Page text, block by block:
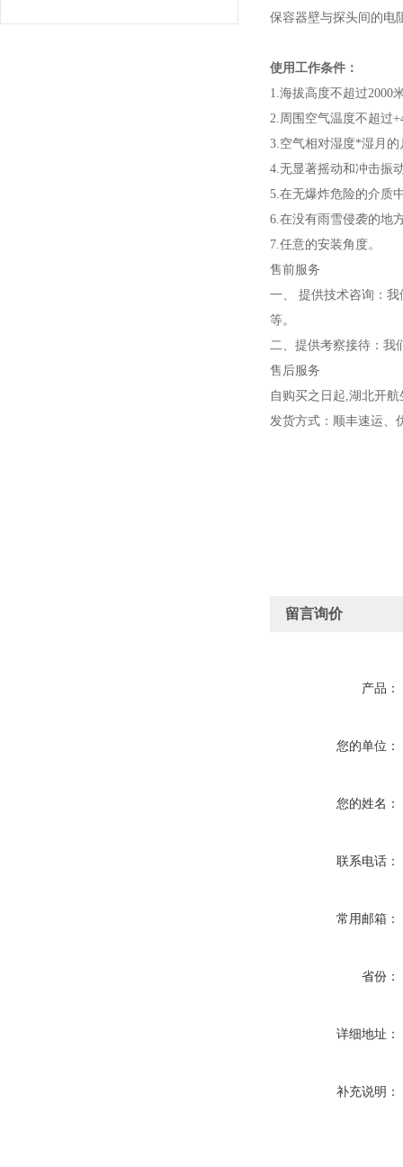
保容器壁与探头间的电
使用工作条件：
1.海拔高度不超过2000
2.周围空气温度不超过
3.空气相对湿度*湿月的
4.无显著摇动和冲击振
5.在无爆炸危险的介质
6.在没有雨雪侵袭的地
7.任意的安装角度。
售前服务
一、 提供技术咨询：
等。
二、提供考察接待：我
售后服务
自购买之日起,湖北开航
发货方式：顺丰速运、
留言询价
产品：
您的单位：
您的姓名：
联系电话：
常用邮箱：
省份：
详细地址：
补充说明：